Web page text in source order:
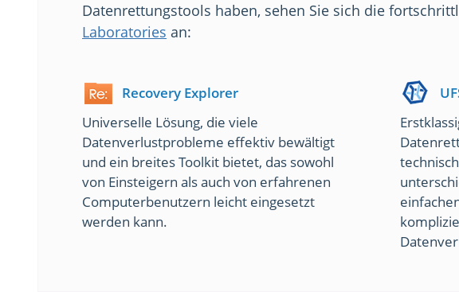
Datenrettungstools haben, sehen Sie sich die
Laboratories an:
Recovery Explorer
Universelle Lösung, die viele
Datenverlustprobleme effektiv bewältigt
und ein breites Toolkit bietet, das sowohl
von Einsteigern als auch von erfahrenen
Computerbenutzern leicht eingesetzt
werden kann.